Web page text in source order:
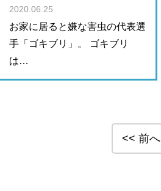
2020.06.25
お家に居ると嫌な害虫の代表選
手「ゴキブリ」。 ゴキブリ
は…
<< 前へ